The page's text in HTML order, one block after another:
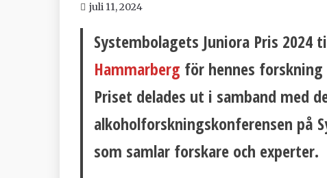
juli 11, 2024
Systembolagets Juniora Pris 2024
Hammarberg för hennes forskning
Priset delades ut i samband med
alkoholforskningskonferensen på
som samlar forskare och experter.